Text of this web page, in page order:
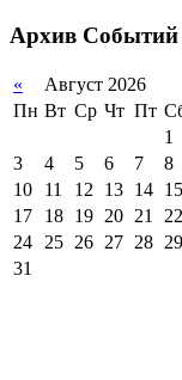
Архив Событий
« Август 2026
Пн Вт Ср Чт Пт
1
3
4 5 6 7 8
10
11 12 13 14 15
17
18 19 20 21 22
24 25 26 27 28 29
31